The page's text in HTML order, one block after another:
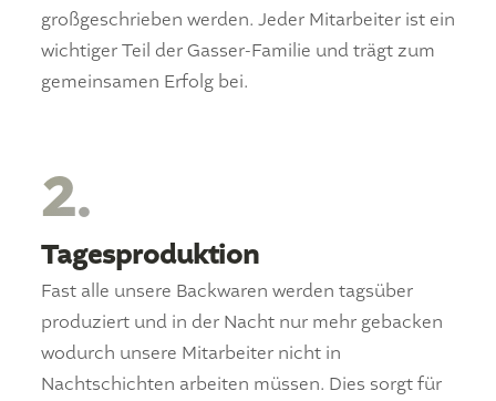
großgeschrieben werden. Jeder Mitarbeiter ist ein
wichtiger Teil der Gasser-Familie und trägt zum
gemeinsamen Erfolg bei.
2.
Tagesproduktion
Fast alle unsere Backwaren werden tagsüber
produziert und in der Nacht nur mehr gebacken
wodurch unsere Mitarbeiter nicht in
Nachtschichten arbeiten müssen. Dies sorgt für